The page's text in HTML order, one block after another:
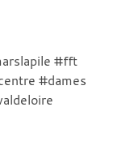
#fft
#dames